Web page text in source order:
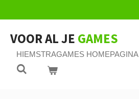
direct
naar
de
hoofdinhoud
VOOR AL JE GAMES
HIEMSTRAGAMES HOMEPAGINA